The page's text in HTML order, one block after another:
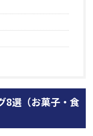
8選（お菓子・食